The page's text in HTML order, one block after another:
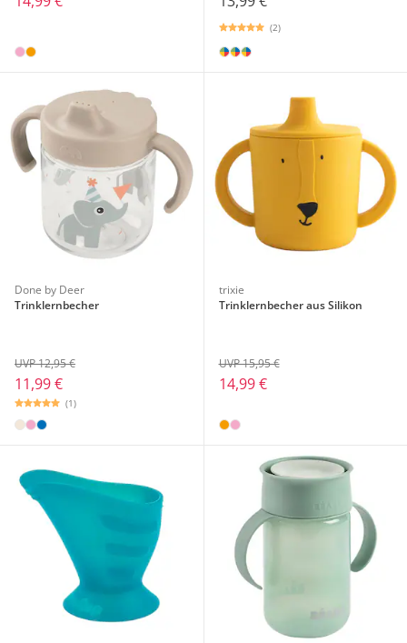
(2)
Done by Deer
Trinklernbecher
11,99 €
UVP 12,95 €
(1)
trixie
Trinklernbecher aus Silikon
14,99 €
UVP 15,95 €